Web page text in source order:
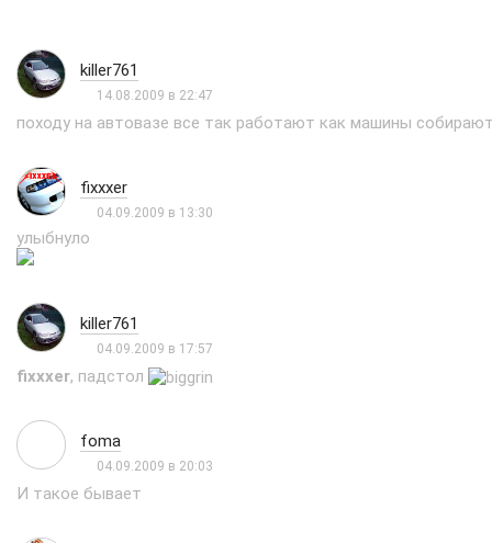
killer761
14.08.2009 в 22:47
походу на автовазе все так работают как машины
fixxxer
04.09.2009 в 13:30
улыбнуло
killer761
04.09.2009 в 17:57
fixxxer, падстол
foma
04.09.2009 в 20:03
И такое бывает